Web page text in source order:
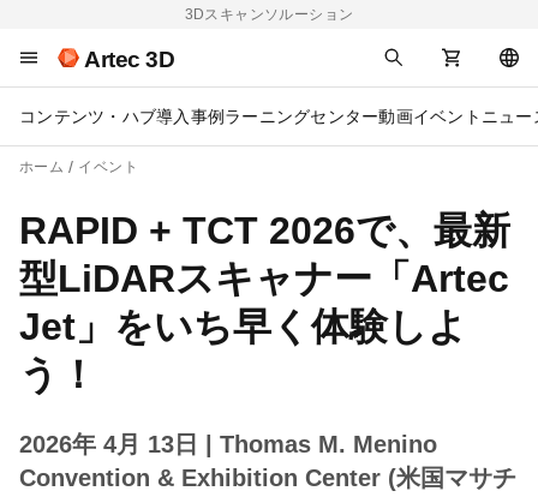
3Dスキャンソルーション
Artec 3D
コンテンツ・ハブ導入事例 ラーニングセンター動画イベント ニュー
ホーム イベント
RAPID + TCT 2026で、最新
型LiDARスキャナー「Artec
Jet」をいち早く体験しよ
う！
2026年 4月 13日
| Thomas M. Menino
Convention & Exhibition Center (米国マサチ